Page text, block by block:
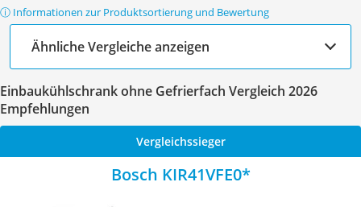
ⓘ Informationen zur Produktsortierung und Bewertung
Ähnliche Vergleiche anzeigen
Einbaukühlschrank ohne Gefrierfach Vergleich 2026
Empfehlungen
Vergleichssieger
Bosch ‎KIR41VFE0